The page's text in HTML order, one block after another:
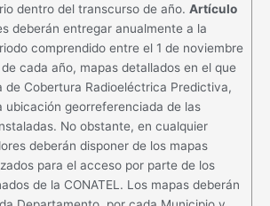
dentro del transcurso de año. Artículo
deberán entregar anualmente a la
comprendido entre el 1 de noviembre
cada año, mapas detallados en el que
de Cobertura Radioeléctrica Predictiva,
ubicación georreferenciada de las
No obstante, en cualquier
deberán disponer de los mapas
para el acceso por parte de los
de la CONATEL. Los mapas deberán